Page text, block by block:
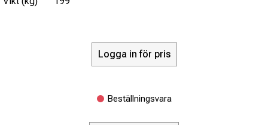
Logga in för pris
Beställningsvara